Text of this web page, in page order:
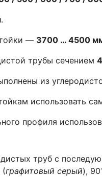
.
— 3700 … 4500
трубы сечением
из
использовать
профиля
труб с
(графитовый серый),